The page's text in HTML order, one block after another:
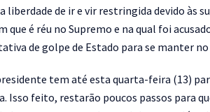
liberdade de ir e vir restringida devido às
que é réu no Supremo e na qual foi
de golpe de Estado para se manter
tem até esta quarta-feira (13)
Isso feito, restarão poucos passos para